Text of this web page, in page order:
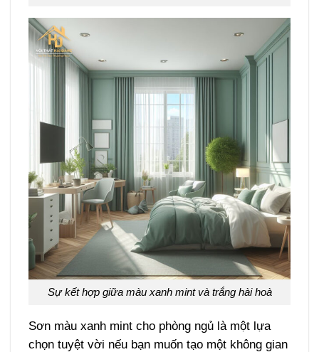
Sự kết hợp giữa màu xanh mint và trắng hài hoà
Sơn màu xanh mint cho phòng ngủ là một lựa
chọn tuyệt vời nếu bạn muốn tạo một không gian